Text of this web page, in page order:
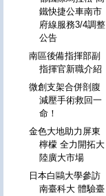
鐵快捷公車南市
府線服務3/4調整
公告
南區後備指揮部副
指揮官新職介紹
微創支架合併剖腹
減壓手術救回一
命！
金色大地助力屏東
檸檬 全力開拓大
陸廣大市場
日本白鷗大學參訪
南臺科大 體驗臺